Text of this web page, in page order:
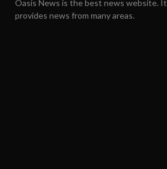
Oasis News is the best news website. It
provides news from many areas.